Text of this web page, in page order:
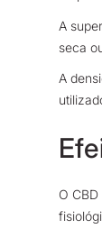
A
seca
A
O